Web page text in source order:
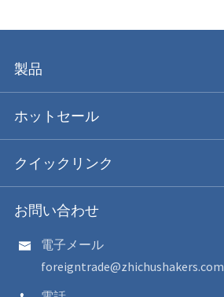
製品
ホットセール
クイックリンク
お問い合わせ

電子メール
foreigntrade@zhichushakers.com